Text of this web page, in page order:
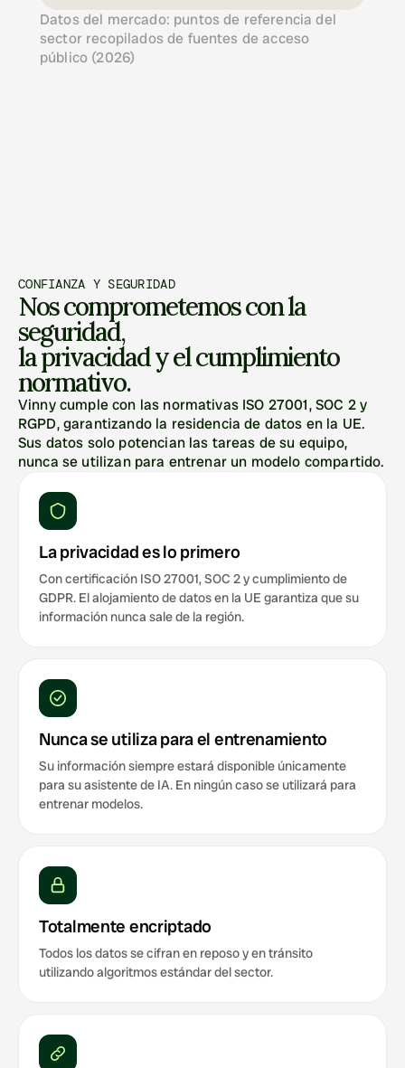
Datos del mercado: puntos de referencia del
sector recopilados de fuentes de acceso
público (2026)
CONFIANZA Y SEGURIDAD
Nos comprometemos con la
seguridad,
la privacidad y el cumplimiento
normativo.
Vinny cumple con las normativas ISO 27001, SOC 2 y
RGPD, garantizando la residencia de datos en la UE.
Sus datos solo potencian las tareas de su equipo,
nunca se utilizan para entrenar un modelo compartido.
La privacidad es lo primero
Con certificación ISO 27001, SOC 2 y cumplimiento de
GDPR. El alojamiento de datos en la UE garantiza que su
información nunca sale de la región.
Nunca se utiliza para el entrenamiento
Su información siempre estará disponible únicamente
para su asistente de IA. En ningún caso se utilizará para
entrenar modelos.
Totalmente encriptado
Todos los datos se cifran en reposo y en tránsito
utilizando algoritmos estándar del sector.